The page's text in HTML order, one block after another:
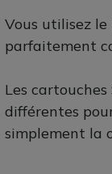
Vous utilisez le
parfaitement
Les
différentes
simplement la